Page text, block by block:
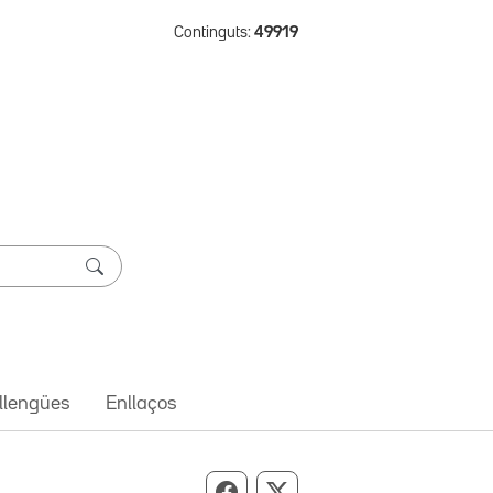
Continguts: 49919
Enllaços